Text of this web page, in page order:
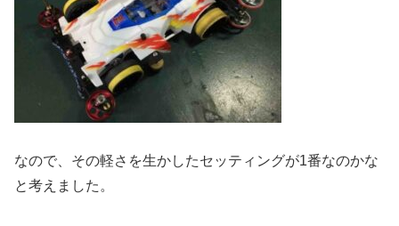
なので、その軽さを生かしたセッティングが1番なのかな
と考えました。